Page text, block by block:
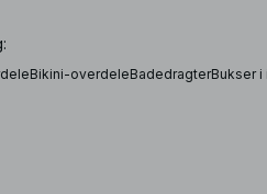
Bikini-overdeleBadedragterBukser i